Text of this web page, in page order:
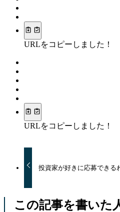
URLをコピーしました！
URLをコピーしました！
投資家が好きに応募できる
この記事を書いた